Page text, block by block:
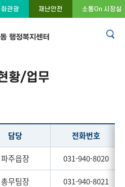
바로가기
바로가기
바로가기
관광 재난안전 소통On 시장실
황/업무
담당 전화번호
파주읍장 031-940-8020
총무팀장 031-940-8021